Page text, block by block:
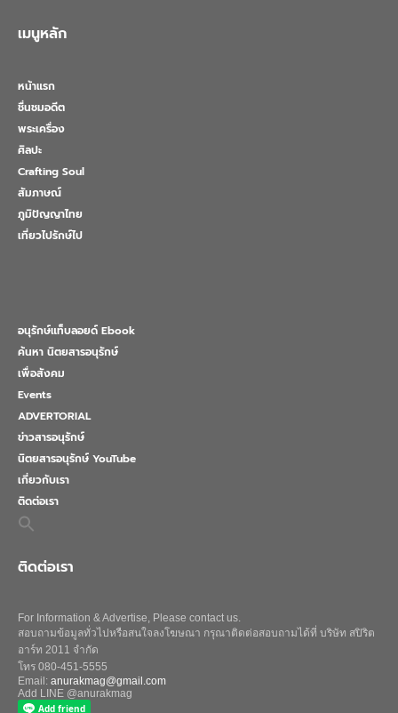
เมนูหลัก
หน้าแรก
ชื่นชมอดีต
พระเครื่อง
ศิลปะ
Crafting Soul
สัมภาษณ์
ภูมิปัญญาไทย
เที่ยวไปรักษ์ไป
อนุรักษ์แท็บลอยด์ Ebook
ค้นหา นิตยสารอนุรักษ์
เพื่อสังคม
Events
ADVERTORIAL
ข่าวสารอนุรักษ์
นิตยสารอนุรักษ์ YouTube
เกี่ยวกับเรา
ติดต่อเรา
Search
for:
ติดต่อเรา
For Information & Advertise, Please contact us.
สอบถามข้อมูลทั่วไปหรือสนใจลงโฆษณา กรุณาติดต่อสอบถามได้ที่ บริษัท สปิริต
อาร์ท 2011 จำกัด
โทร 080-451-5555
Email: anurakmag@gmail.com
Add LINE @anurakmag